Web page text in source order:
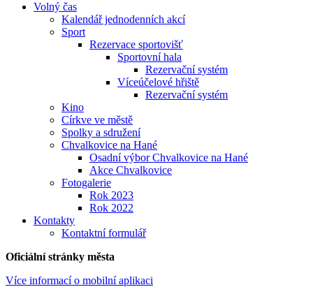
Volný čas
Kalendář jednodenních akcí
Sport
Rezervace sportovišť
Sportovní hala
Rezervační systém
Víceúčelové hřiště
Rezervační systém
Kino
Církve ve městě
Spolky a sdružení
Chvalkovice na Hané
Osadní výbor Chvalkovice na Hané
Akce Chvalkovice
Fotogalerie
Rok 2023
Rok 2022
Kontakty
Kontaktní formulář
Oficiální stránky města
Více informací o mobilní aplikaci